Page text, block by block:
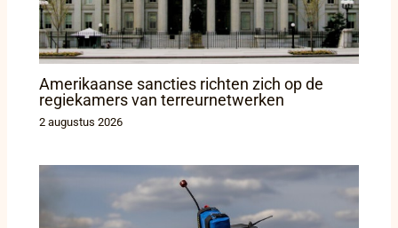
Amerikaanse sancties richten zich op de
regiekamers van terreurnetwerken
2 augustus 2026